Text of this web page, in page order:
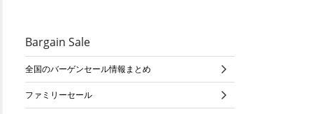
Bargain Sale
全国のバーゲンセール情報まとめ
ファミリーセール